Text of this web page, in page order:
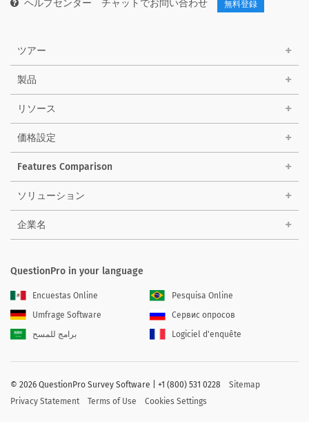
ヘルプセンター チャットでお問い合わせ 無料登録
ツアー
製品
リソース
価格設定
Features Comparison
ソリューション
企業名
QuestionPro in your language
Encuestas Online
Pesquisa Online
Umfrage Software
Сервис опросов
برامج للمسح
Logiciel d'enquête
© 2026 QuestionPro Survey Software | +1 (800) 531 0228
Sitemap
Privacy Statement
Terms of Use Cookies Settings